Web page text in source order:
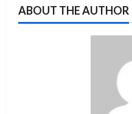
ABOUT THE AUTHOR